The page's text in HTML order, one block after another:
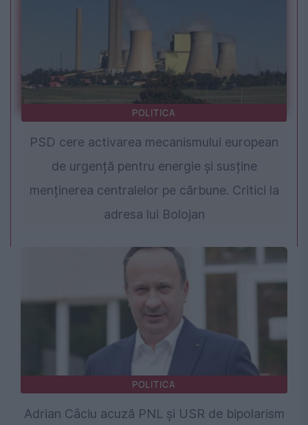
POLITICA
PSD cere activarea mecanismului european
de urgență pentru energie și susține
menținerea centralelor pe cărbune. Critici la
adresa lui Bolojan
POLITICA
Adrian Câciu acuză PNL și USR de bipolarism